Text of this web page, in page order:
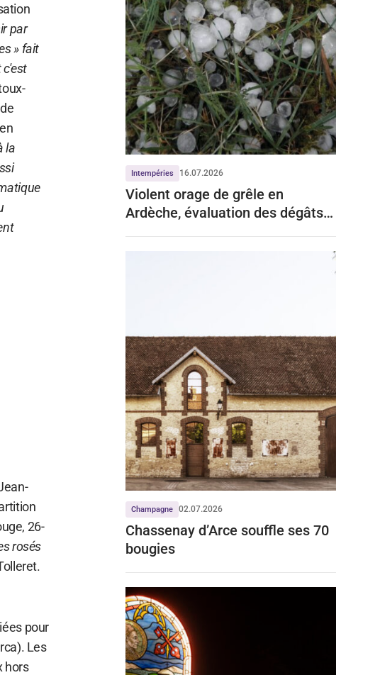
par
» fait
c'est
la
26-
rosés
pour
Les
hors
Intempéries 16.07.2026
Violent orage de grêle en
Ardèche, évaluation des dégâts
Champagne 02.07.2026
Chassenay d’Arce souffle ses 70
bougies